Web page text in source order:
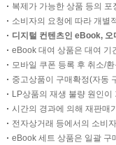
복제가 가능한 상품 등의
소비자의 요청에 따라 개별
디지털 컨텐츠인 eBook,
eBook 대여 상품은 대여 기
모바일 쿠폰 등록 후 취소/
중고상품이 구매확정(자동
LP상품의 재생 불량 원인
시간의 경과에 의해 재판매
전자상거래 등에서의 소비
eBook 세트 상품은 일괄 구